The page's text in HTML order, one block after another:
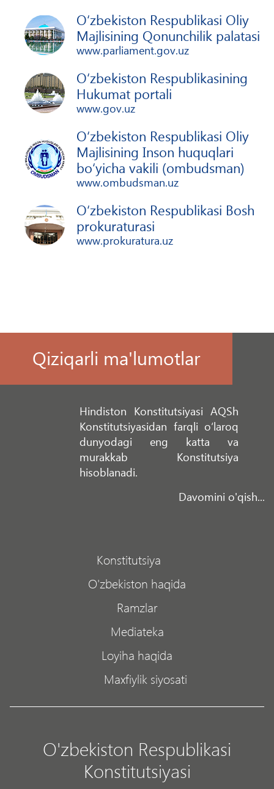
O‘zbekiston Respublikasi Oliy
Majlisining Qonunchilik palatasi
www.parliament.gov.uz
O‘zbekiston Respublikasining
Hukumat portali
www.gov.uz
O‘zbekiston Respublikasi Oliy
Majlisining Inson huquqlari
bo‘yicha vakili (ombudsman)
www.ombudsman.uz
O‘zbekiston Respublikasi Bosh
prokuraturasi
www.prokuratura.uz
Qiziqarli ma'lumotlar
Hindiston Konstitutsiyasi AQSh
Konstitutsiyasidan farqli o‘laroq
dunyodagi eng katta va
murakkab Konstitutsiya
hisoblanadi.
Davomini o'qish...
Konstitutsiya
O'zbekiston haqida
Ramzlar
Mediateka
Loyiha haqida
Maxfiylik siyosati
O'zbekiston Respublikasi
Konstitutsiyasi